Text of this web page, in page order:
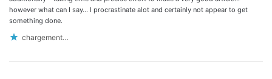
however what can I say… I procrastinate alot and certainly not appear to get
something done.
chargement…